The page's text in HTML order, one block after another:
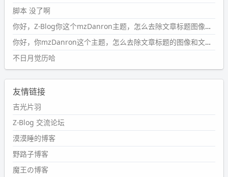
wdssmq
2024-09-15 10:32:07
#PubWordVSCode 内 git 操作卡住的时候没办法主动取消
一直是个痛点，一般都是推送或拉取，今天连提交都卡
了。。
wdssmq
2024-09-11 08:45:43
#PubWord
然后天凉了，为了应对踢被子买了睡袋，不知道 1.2 米会不
会略窄。。
wdssmq
2024-09-09 19:43:00
#PubWord
表，21 年 11 月底发现 B 站上线了这部，直到前几天才看
脚本 没了啊
你好，Z-Blog你这个mzDanron主题，怎么去除文章标题图像和文章摘要，仅显示标题，感谢回复！
你好，你mzDanron这个主题，怎么去除文章标题的图像和文章摘要！仅显示标题，感谢回复解决！
不日月觉历哈
友情链接
吉光片羽
Z-Blog 交流论坛
漠漠睡的博客
野路子博客
魔王の博客